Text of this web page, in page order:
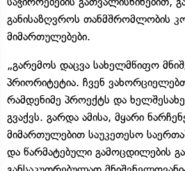
განისაზღვროს თანმშრომლობის
მიმართულებები.
„გარემოს დაცვა სახელმწიფო
პრიორიტეტია. ჩვენ
რამდენიმე პროექტს და
გვაქვს. გარდა ამისა, მყარი
მიმართულებით საუკეთესო
და წარმატებული გამოცდილების